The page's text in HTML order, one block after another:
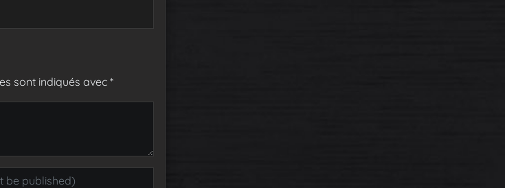
sont indiqués avec *